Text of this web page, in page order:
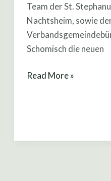
Team der St.
Nachtsheim, sowie
Schomisch die neuen
neuen
SchülerInnen
Read More »